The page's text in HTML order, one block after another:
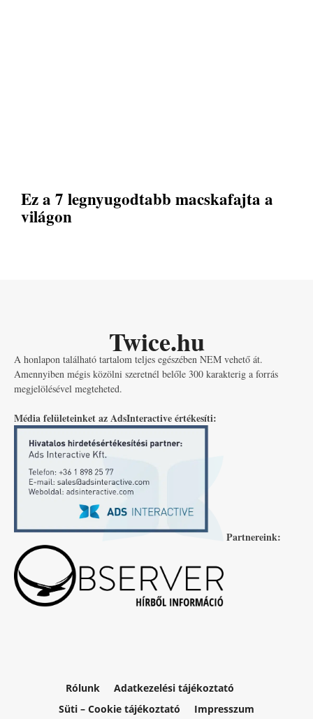
Ez a 7 legnyugodtabb macskafajta a
világon
Twice.hu
A honlapon található tartalom teljes egészében NEM vehető át.
Amennyiben mégis közölni szeretnél belőle 300 karakterig a forrás
megjelölésével megteheted.
Média felületeinket az AdsInteractive értékesíti:
Partnereink:
Rólunk
Adatkezelési tájékoztató
Süti – Cookie tájékoztató
Impresszum